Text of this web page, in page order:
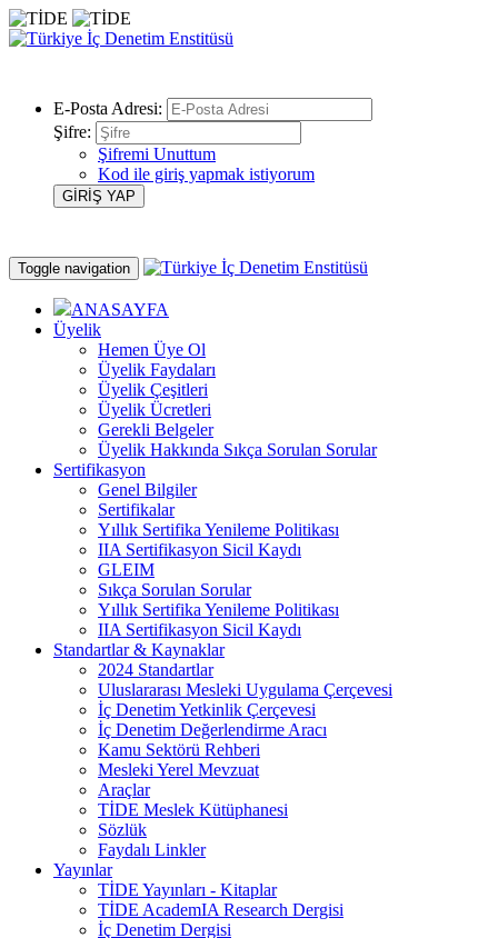
E-Posta Adresi:
Şifre:
Şifremi Unuttum
Kod ile giriş yapmak istiyorum
Toggle navigation
ANASAYFA
Üyelik
Hemen Üye Ol
Üyelik Faydaları
Üyelik Çeşitleri
Üyelik Ücretleri
Gerekli Belgeler
Üyelik Hakkında Sıkça Sorulan Sorular
Sertifikasyon
Genel Bilgiler
Sertifikalar
Yıllık Sertifika Yenileme Politikası
IIA Sertifikasyon Sicil Kaydı
GLEIM
Sıkça Sorulan Sorular
Yıllık Sertifika Yenileme Politikası
IIA Sertifikasyon Sicil Kaydı
Standartlar & Kaynaklar
2024 Standartlar
Uluslararası Mesleki Uygulama Çerçevesi
İç Denetim Yetkinlik Çerçevesi
İç Denetim Değerlendirme Aracı
Kamu Sektörü Rehberi
Mesleki Yerel Mevzuat
Araçlar
TİDE Meslek Kütüphanesi
Sözlük
Faydalı Linkler
Yayınlar
TİDE Yayınları - Kitaplar
TİDE AcademIA Research Dergisi
İç Denetim Dergisi